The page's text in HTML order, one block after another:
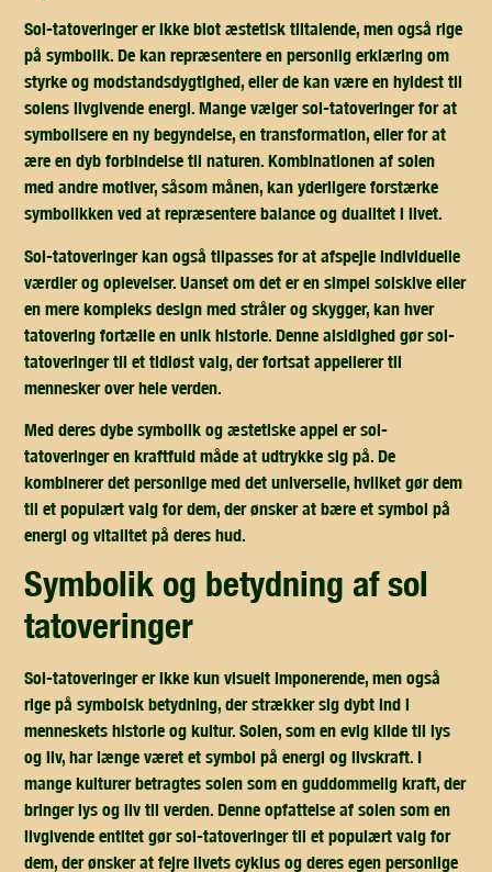
Sol-tatoveringer er ikke blot æstetisk tiltalende, men også rige
på symbolik. De kan repræsentere en personlig erklæring om
styrke og modstandsdygtighed, eller de kan være en hyldest til
solens livgivende energi. Mange vælger sol-tatoveringer for at
symbolisere en ny begyndelse, en transformation, eller for at
ære en dyb forbindelse til naturen. Kombinationen af solen
med andre motiver, såsom månen, kan yderligere forstærke
symbolikken ved at repræsentere balance og dualitet i livet.
Sol-tatoveringer kan også tilpasses for at afspejle individuelle
værdier og oplevelser. Uanset om det er en simpel solskive eller
en mere kompleks design med stråler og skygger, kan hver
tatovering fortælle en unik historie. Denne alsidighed gør sol-
tatoveringer til et tidløst valg, der fortsat appellerer til
mennesker over hele verden.
Med deres dybe symbolik og æstetiske appel er sol-
tatoveringer en kraftfuld måde at udtrykke sig på. De
kombinerer det personlige med det universelle, hvilket gør dem
til et populært valg for dem, der ønsker at bære et symbol på
energi og vitalitet på deres hud.
symbolik og betydning af sol
tatoveringer
Sol-tatoveringer er ikke kun visuelt imponerende, men også
rige på symbolsk betydning, der strækker sig dybt ind i
menneskets historie og kultur. Solen, som en evig kilde til lys
og liv, har længe været et symbol på energi og livskraft. I
mange kulturer betragtes solen som en guddommelig kraft, der
bringer lys og liv til verden. Denne opfattelse af solen som en
livgivende entitet gør sol-tatoveringer til et populært valg for
dem, der ønsker at fejre livets cyklus og deres egen personlige